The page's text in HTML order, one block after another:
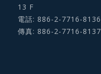
13 F
電話: 886-2-7716-8136
傳真: 886-2-7716-8137